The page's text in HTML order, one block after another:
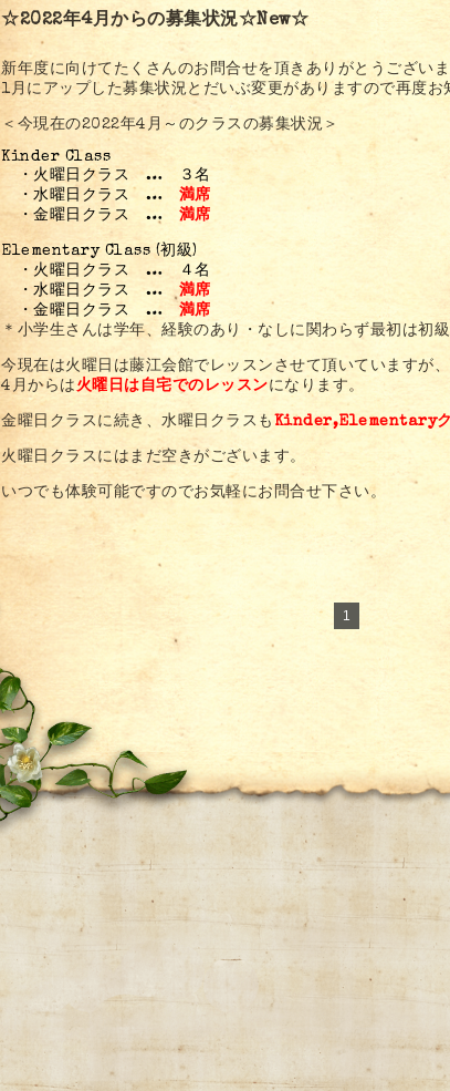
☆2022年4月からの募集状況☆New☆
新年度に向けてたくさんのお問合せを頂きありがとうございま
1月にアップした募集状況とだいぶ変更がありますので再度お
＜今現在の2022年4月～のクラスの募集状況＞
Kinder Class
・火曜日クラス … ３名
・水曜日クラス … 満席
・金曜日クラス … 満席
Elementary Class (初級)
・火曜日クラス … ４名
・水曜日クラス … 満席
・金曜日クラス …満席
＊小学生さんは学年、経験のあり・なしに関わらず最初は初
今現在は火曜日は藤江会館でレッスンさせて頂いていますが、
4月からは火曜日は自宅でのレッスンになります。
金曜日クラスに続き、水曜日クラスも Kinder,Elementaryク
火曜日クラスにはまだ空きがございます。
いつでも体験可能ですのでお気軽にお問合せ下さい。
1